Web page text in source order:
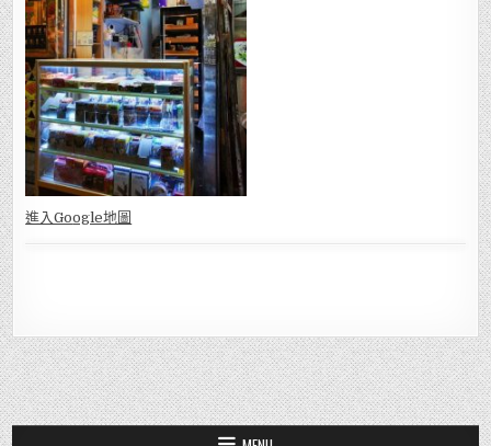
進入Google地圖